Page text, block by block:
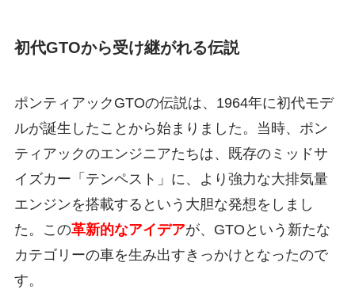
初代GTOから受け継がれる伝説
ポンティアックGTOの伝説は、1964年に初代モデ
ルが誕生したことから始まりました。当時、ポン
ティアックのエンジニアたちは、既存のミッドサ
イズカー「テンペスト」に、より強力な大排気量
エンジンを搭載するという大胆な発想をしまし
た。この革新的なアイデアが、GTOという新たな
カテゴリーの車を生み出すきっかけとなったので
す。